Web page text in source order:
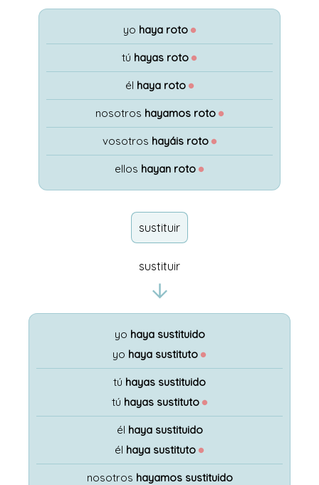
yo haya roto ●
tú hayas roto ●
él haya roto ●
nosotros hayamos roto ●
vosotros hayáis roto ●
ellos hayan roto ●
sustituir
sustituir
yo haya sustituido
yo haya sustituto ●
tú hayas sustituido
tú hayas sustituto ●
él haya sustituido
él haya sustituto ●
nosotros hayamos sustituido